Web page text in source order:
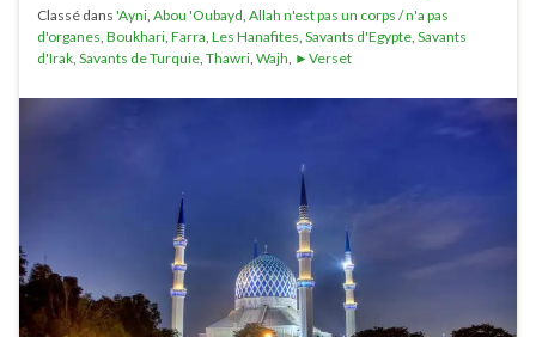
Classé dans 'Ayni Abou 'Oubayd Allah n'est pas un corps / n'a pas
d'organes Boukhari Farra Les Hanafites Savants d'Egypte Savants
d'Irak Savants de Turquie Thawri Wajh ►Verset